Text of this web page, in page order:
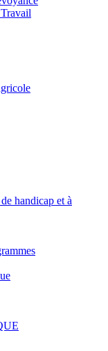
handicap et à